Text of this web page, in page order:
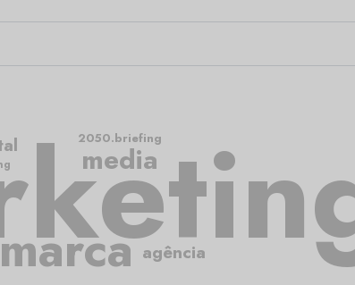
marca
media
agência
2050.briefing